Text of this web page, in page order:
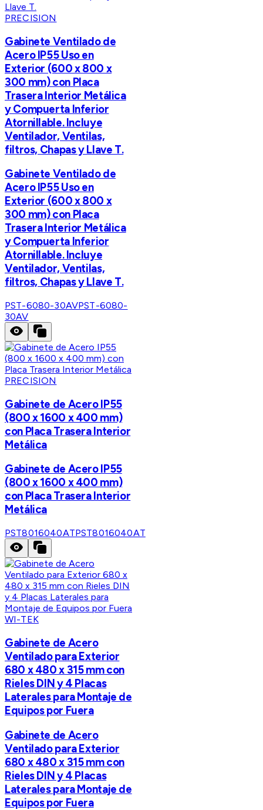
PRECISION
Gabinete Ventilado de
Acero IP55 Uso en
Exterior (600 x 800 x
300 mm) con Placa
Trasera Interior Metálica
y Compuerta Inferior
Atornillable. Incluye
Ventilador, Ventilas,
filtros, Chapas y Llave T.
Gabinete Ventilado de
Acero IP55 Uso en
Exterior (600 x 800 x
300 mm) con Placa
Trasera Interior Metálica
y Compuerta Inferior
Atornillable. Incluye
Ventilador, Ventilas,
filtros, Chapas y Llave T.
PST-6080-30AVPST-6080-
30AV
PRECISION
Gabinete de Acero IP55
(800 x 1600 x 400 mm)
con Placa Trasera Interior
Metálica
Gabinete de Acero IP55
(800 x 1600 x 400 mm)
con Placa Trasera Interior
Metálica
PST8016040ATPST8016040AT
WI-TEK
Gabinete de Acero
Ventilado para Exterior
680 x 480 x 315 mm con
Rieles DIN y 4 Placas
Laterales para Montaje de
Equipos por Fuera
Gabinete de Acero
Ventilado para Exterior
680 x 480 x 315 mm con
Rieles DIN y 4 Placas
Laterales para Montaje de
Equipos por Fuera